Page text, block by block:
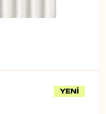
YENİ